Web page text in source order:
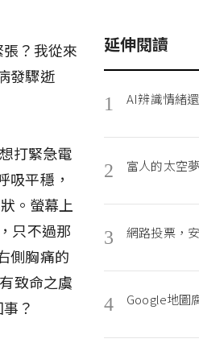
？我從來
發驟逝
打緊急電
吸平穩，
。螢幕上
只不過那
側胸痛的
致命之虞
？
延伸閱讀
1 AI辨識情緒
2 富人的太空夢
3 網路投票，
4 Google地圖